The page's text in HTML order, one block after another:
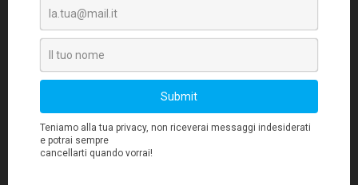
basandosi sulla fedeltà al marchio.
Nell'acquisto dicomplementi d'arredo, la
ricerca di informazioni provenienti dalle fonti
digitali va di pari passo con quella offline per
tutti i profili individuati. Cataloghi e riviste
sono sempre prediletti, infatti hanno un ruolo
chiave, ma non manca la ricerca di consigli e